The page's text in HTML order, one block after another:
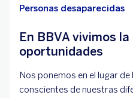
Personas desaparecidas
En BBVA vivimos
oportunidades
Nos ponemos en el lugar
conscientes de nuestras